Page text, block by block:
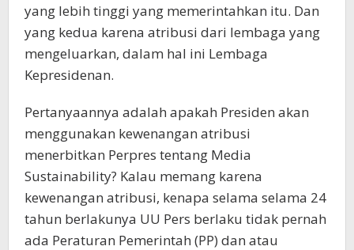
yang lebih tinggi yang memerintahkan itu. Dan
yang kedua karena atribusi dari lembaga yang
mengeluarkan, dalam hal ini Lembaga
Kepresidenan.
Pertanyaannya adalah apakah Presiden akan
menggunakan kewenangan atribusi
menerbitkan Perpres tentang Media
Sustainability? Kalau memang karena
kewenangan atribusi, kenapa selama selama 24
tahun berlakunya UU Pers berlaku tidak pernah
ada Peraturan Pemerintah (PP) dan atau